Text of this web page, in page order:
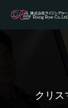
クリ